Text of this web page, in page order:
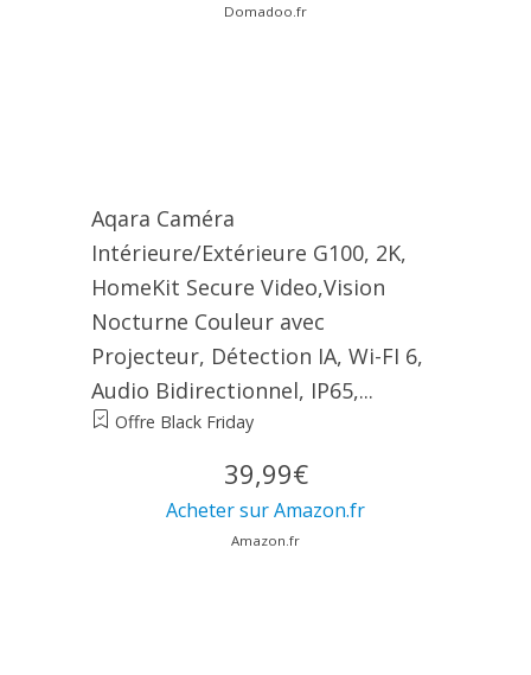
Domadoo.fr
Aqara Caméra
Intérieure/Extérieure G100, 2K,
HomeKit Secure Video,Vision
Nocturne Couleur avec
Projecteur, Détection IA, Wi-FI 6,
Audio Bidirectionnel, IP65,...
Offre Black Friday
39,99€
Acheter sur Amazon.fr
Amazon.fr